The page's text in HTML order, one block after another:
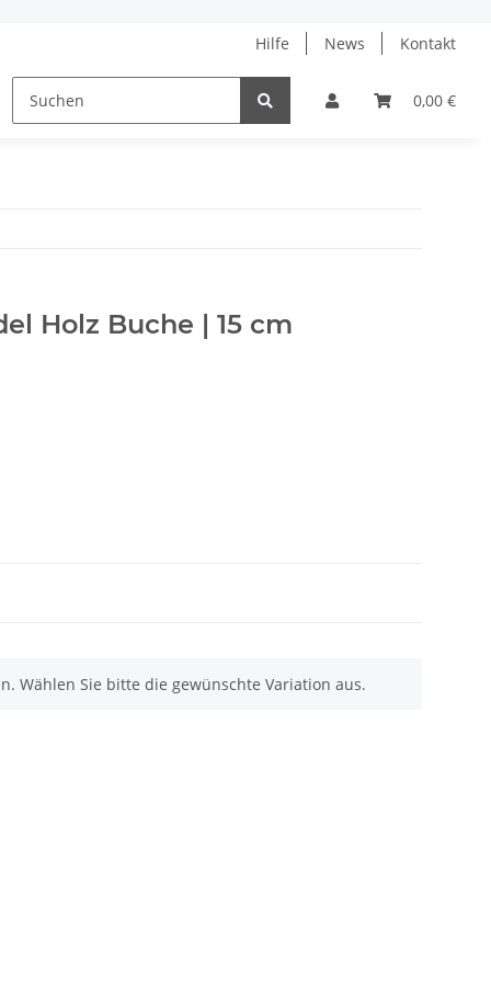
Hilfe News Kontakt
0,00 €
% Angebote % Tanja Steinbach
Holz Buche | 15 cm
Wählen Sie bitte die gewünschte Variation aus.